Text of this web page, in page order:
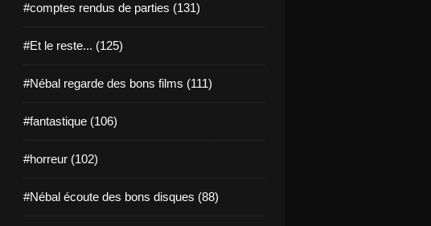
#comptes rendus de parties (131)
#Et le reste... (125)
#Nébal regarde des bons films (111)
#fantastique (106)
#horreur (102)
#Nébal écoute des bons disques (88)